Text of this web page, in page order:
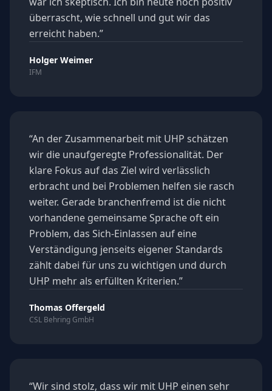
überrascht, wie schnell und gut wir das
erreicht haben.”
Holger Weimer
IFM
“An der Zusammenarbeit mit UHP schätzen
wir die unaufgeregte Professionalität. Der
klare Fokus auf das Ziel wird verlässlich
erbracht und bei Problemen helfen sie rasch
weiter. Gerade branchenfremd ist die nicht
vorhandene gemeinsame Sprache oft ein
Problem, das Sich-Einlassen auf eine
Verständigung jenseits eigener Standards
zählt dabei für uns zu wichtigen und durch
UHP mehr als erfüllten Kriterien.”
Thomas Offergeld
CSL Behring GmbH
“Wir sind stolz, dass wir mit UHP einen sehr